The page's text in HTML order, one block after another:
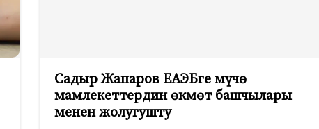
Садыр Жапаров ЕАЭБге мүчө
мамлекеттердин өкмөт башчылары
менен жолугушту